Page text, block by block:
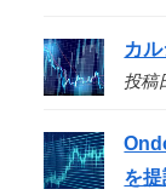
カ
投稿
を